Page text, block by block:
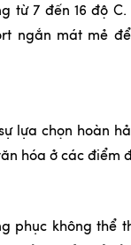
từ 7 đến 16 độ
ngắn mát mẻ
lựa chọn hoàn
hóa ở các điểm
phục không thể